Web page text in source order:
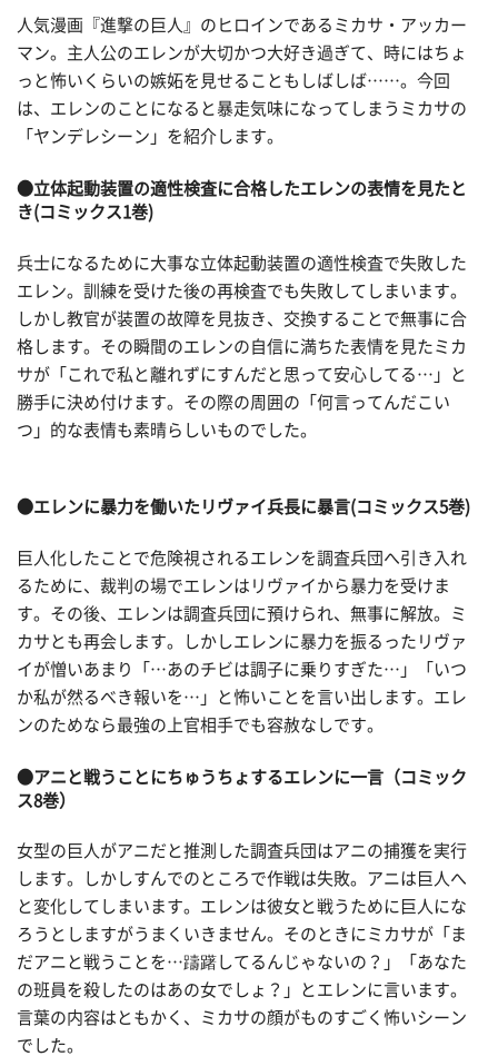
人気漫画『進撃の巨人』のヒロインであるミカサ・アッカー
マン。主人公のエレンが大切かつ大好き過ぎて、時にはちょ
っと怖いくらいの嫉妬を見せることもしばしば……。今回
は、エレンのことになると暴走気味になってしまうミカサの
「ヤンデレシーン」を紹介します。
●立体起動装置の適性検査に合格したエレンの表情を見たと
き(コミックス1巻)
兵士になるために大事な立体起動装置の適性検査で失敗した
エレン。訓練を受けた後の再検査でも失敗してしまいます。
しかし教官が装置の故障を見抜き、交換することで無事に合
格します。その瞬間のエレンの自信に満ちた表情を見たミカ
サが「これで私と離れずにすんだと思って安心してる…」と
勝手に決め付けます。その際の周囲の「何言ってんだこい
つ」的な表情も素晴らしいものでした。
●エレンに暴力を働いたリヴァイ兵長に暴言(コミックス5巻)
巨人化したことで危険視されるエレンを調査兵団へ引き入れ
るために、裁判の場でエレンはリヴァイから暴力を受けま
す。その後、エレンは調査兵団に預けられ、無事に解放。ミ
カサとも再会します。しかしエレンに暴力を振るったリヴァ
イが憎いあまり「…あのチビは調子に乗りすぎた…」「いつ
か私が然るべき報いを…」と怖いことを言い出します。エレ
ンのためなら最強の上官相手でも容赦なしです。
●アニと戦うことにちゅうちょするエレンに一言（コミック
ス8巻）
女型の巨人がアニだと推測した調査兵団はアニの捕獲を実行
します。しかしすんでのところで作戦は失敗。アニは巨人へ
と変化してしまいます。エレンは彼女と戦うために巨人にな
ろうとしますがうまくいきません。そのときにミカサが「ま
だアニと戦うことを…躊躇してるんじゃないの？」「あなた
の班員を殺したのはあの女でしょ？」とエレンに言います。
言葉の内容はともかく、ミカサの顔がものすごく怖いシーン
でした。